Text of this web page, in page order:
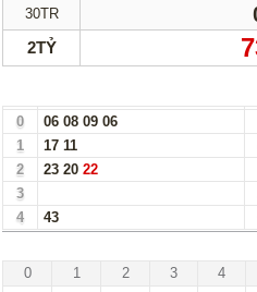
30TR
2TỶ
0 06 08 09 06
1
17 11
2
23 20 22
3
4
43
0 1 2 3 4